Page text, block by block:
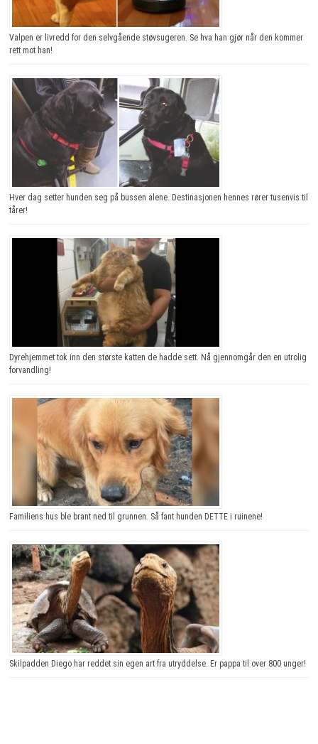
Valpen er livredd for den selvgående støvsugeren. Se hva han gjør når den kommer
rett mot han!
Hver dag setter hunden seg på bussen alene. Destinasjonen hennes rører tusenvis til
tårer!
Dyrehjemmet tok inn den største katten de hadde sett. Nå gjennomgår den en utrolig
forvandling!
Familiens hus ble brant ned til grunnen. Så fant hunden DETTE i ruinene!
Skilpadden Diego har reddet sin egen art fra utryddelse. Er pappa til over 800 unger!